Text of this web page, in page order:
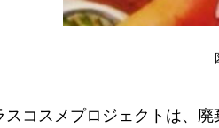
スコスメプロジェクトは、